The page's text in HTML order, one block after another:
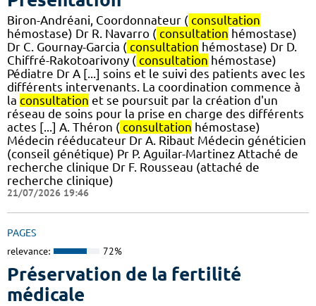
Biron-Andréani, Coordonnateur ( consultation
hémostase) Dr R. Navarro ( consultation hémostase)
Dr C. Gournay-Garcia ( consultation hémostase) Dr D.
Chiffré-Rakotoarivony ( consultation hémostase)
Pédiatre Dr A [...] soins et le suivi des patients avec les
différents intervenants. La coordination commence à
la consultation et se poursuit par la création d'un
réseau de soins pour la prise en charge des différents
actes [...] A. Théron ( consultation hémostase)
Médecin rééducateur Dr A. Ribaut Médecin généticien
(conseil génétique) Pr P. Aguilar-Martinez Attaché de
recherche clinique Dr F. Rousseau (attaché de
recherche clinique)
21/07/2026 19:46
PAGES
relevance: 72%
Préservation de la fertilité
médicale